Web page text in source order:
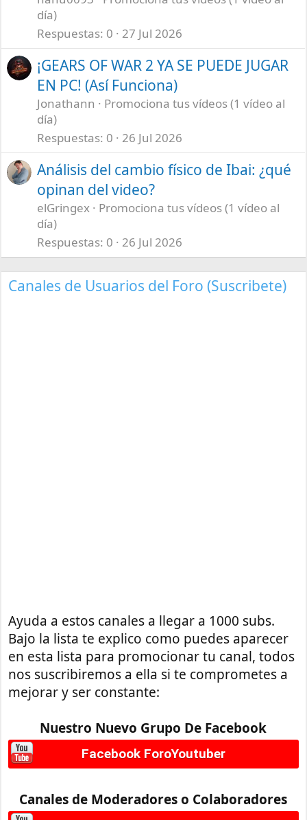
día)
Respuestas 0 27 Jul 2026
¡GEARS OF WAR 2 YA SE PUEDE JUGAR
EN PC! (Así Funciona)
Jonathann
Promociona tus vídeos (1 vídeo al
día)
Respuestas 0 26 Jul 2026
Análisis del cambio físico de Ibai: ¿qué
opinan del video?
elGringex
Promociona tus vídeos (1 vídeo al
día)
Respuestas 0 26 Jul 2026
Canales de Usuarios del Foro (Suscribete)
Ayuda a estos canales a llegar a 1000 subs.
Bajo la lista te explico como puedes aparecer
en esta lista para promocionar tu canal, todos
nos suscribiremos a ella si te comprometes a
mejorar y ser constante:
Nuestro Nuevo Grupo De Facebook
Facebook ForoYoutuber
Canales de Moderadores o Colaboradores